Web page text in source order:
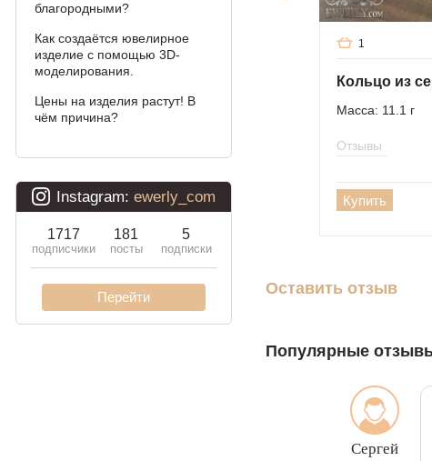
Арабский бисмарк
Давид
Двойной ручеёк (чайка)
Двойной рамзес
Десятка (двойное
панцирное)
Кардинал (Питон,
Итальянка)
Фонари
благородными?
Как создаётся ювелирное
изделие с помощью 3D-
моделирования.
Цены на изделия растут! В
чём причина?
1
Масса: 11.1 г
Отзывы
Купить
Оставить отзыв
Популярные
Сергей